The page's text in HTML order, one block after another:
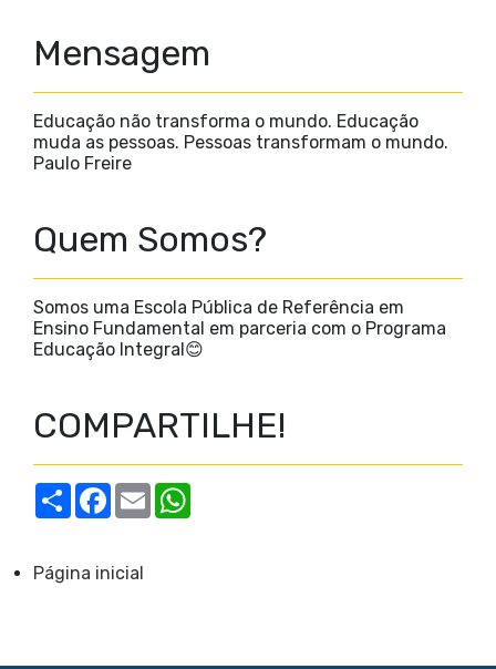
Mensagem
Educação não transforma o mundo. Educação
muda as pessoas. Pessoas transformam o mundo.
Paulo Freire
Quem Somos?
Somos uma Escola Pública de Referência em
Ensino Fundamental em parceria com o Programa
Educação Integral😊
COMPARTILHE!
S
h
F
b
o
E
m
Página inicial